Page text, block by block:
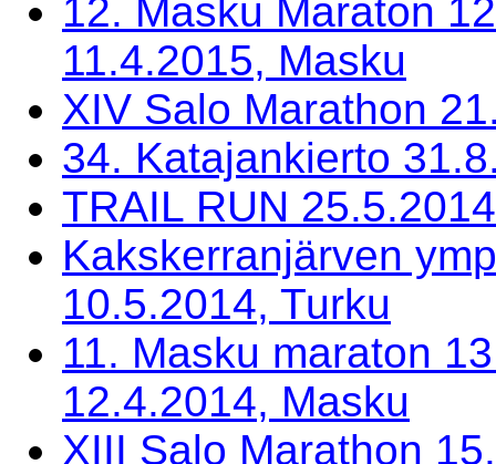
12. Masku Maraton
11.4.2015, Masku
XIV Salo Marathon
34. Katajankierto
TRAIL RUN
Kakskerranjärven
10.5.2014, Turku
11. Masku maraton
12.4.2014, Masku
XIII Salo Marathon